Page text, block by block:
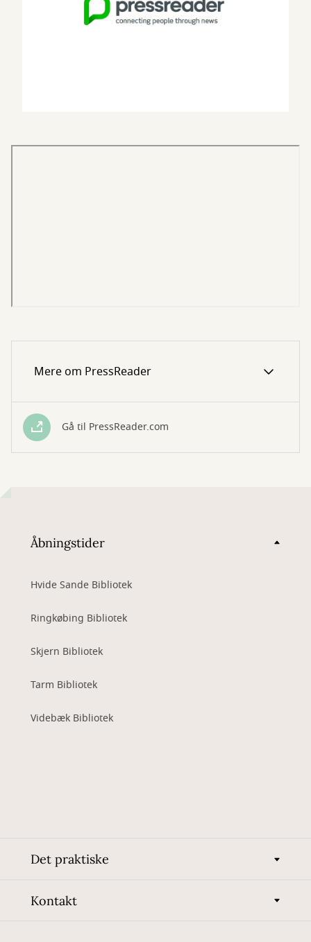
Mere om PressReader
Gå til PressReader.com
Åbningstider
Hvide Sande Bibliotek
Ringkøbing Bibliotek
Skjern Bibliotek
Tarm Bibliotek
Videbæk Bibliotek
Det praktiske
Kontakt